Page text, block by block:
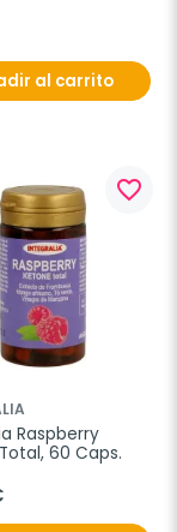
al carrito
favorite_border
Raspberry
60 Caps.